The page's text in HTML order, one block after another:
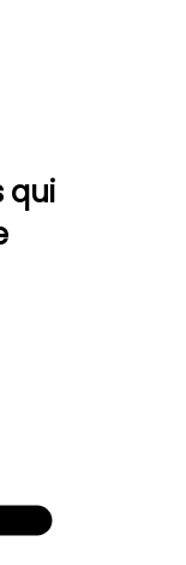
qui